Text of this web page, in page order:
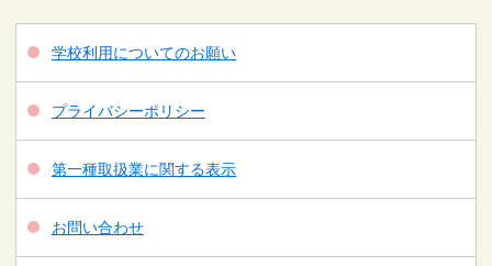
学校利用についてのお願い
プライバシーポリシー
第一種取扱業に関する表示
お問い合わせ